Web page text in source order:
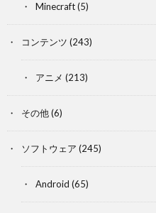
Minecraft(5)
コンテンツ (243)
アニメ (213)
その他(6)
ソフトウェア (245)
Android (65)